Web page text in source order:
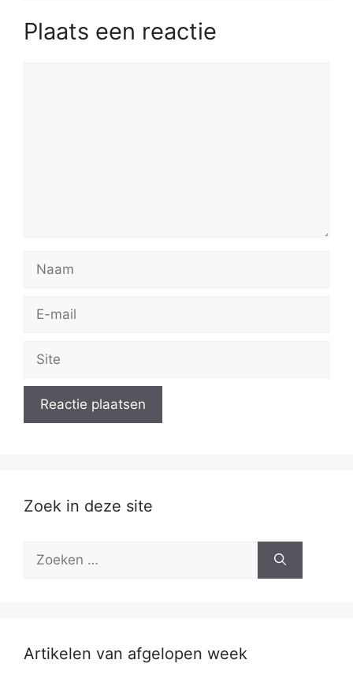
Plaats een reactie
mail
Zoek in deze site
naar:
Artikelen van afgelopen week